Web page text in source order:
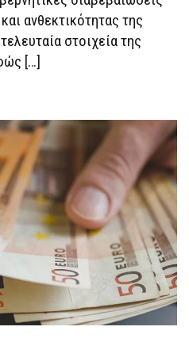
ανθεκτικότητας της
στοιχεία της
[…]